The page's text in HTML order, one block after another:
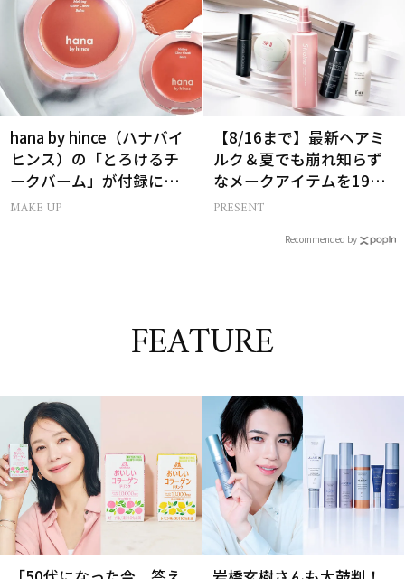
hana by hince（ハナバイ
ヒンス）の「とろけるチ
ークバーム」が付録に！
美ST2026年9月号付録情
MAKE UP
【8/16まで】最新ヘアミ
ルク＆夏でも崩れ知らず
なメークアイテムを19名
様にプレゼント！
PRESENT
Recommended by
FEATURE